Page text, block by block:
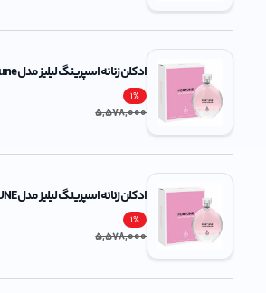
ادکلن زنانه اسپرینگ لیلیز مدل Fortune حجم 100 میل
1%
5,578,000
ادکلن زنانه اسپرینگ لیلیز مدل FORTUNE حجم 100mL
1%
5,578,000